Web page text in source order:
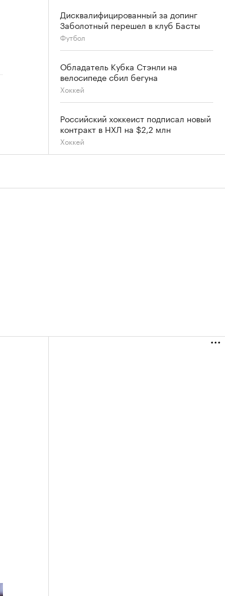
Дисквалифицированный за допинг
Заболотный перешел в клуб Басты
Футбол
Обладатель Кубка Стэнли на
велосипеде сбил бегуна
Хоккей
Российский хоккеист подписал новый
контракт в НХЛ на $2,2 млн
Хоккей